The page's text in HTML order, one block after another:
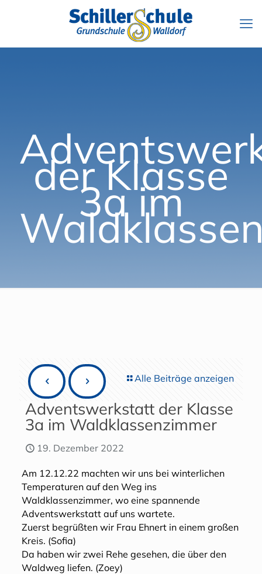
der Klasse
3a im
Alle Beiträge anzeigen
Adventswerkstatt der Klasse
3a im Waldklassenzimmer
19. Dezember 2022
Am 12.12.22 machten wir uns bei winterlichen
Temperaturen auf den Weg ins
Waldklassenzimmer, wo eine spannende
Adventswerkstatt auf uns wartete.
Zuerst begrüßten wir Frau Ehnert in einem großen
Kreis. (Sofia)
Da haben wir zwei Rehe gesehen, die über den
Waldweg liefen. (Zoey)